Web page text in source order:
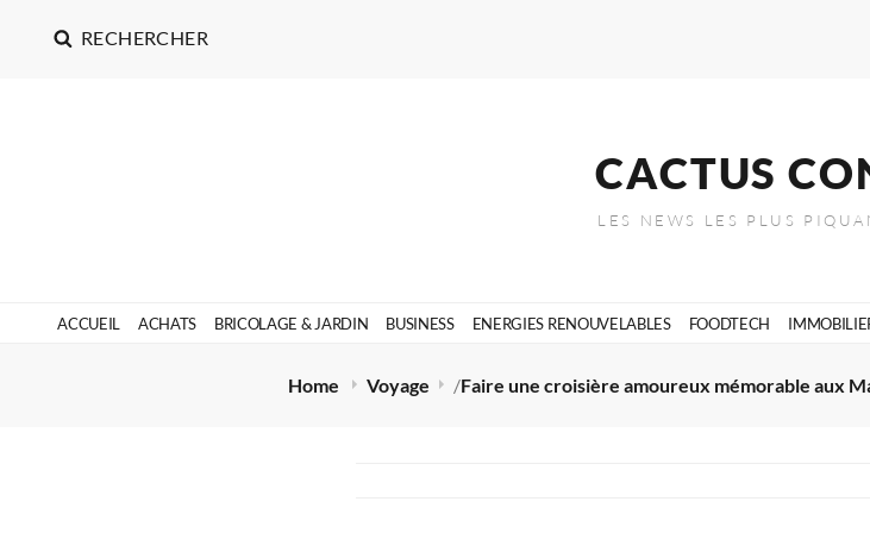
RECHERCHER
CACTUS
LES NEWS LES PLUS
ACCUEIL ACHATS BRICOLAGE & JARDIN BUSINESS ENERGIES RENOUVELABLES FOODTECH
Home Voyage /Faire une croisière amoureux mémorable aux